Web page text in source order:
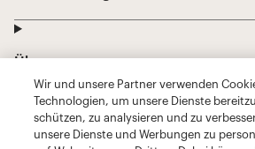
Wir und unsere Partner verwenden
Technologien, um unsere Dienste
schützen, zu analysieren und zu
unsere Dienste und Werbungen zu